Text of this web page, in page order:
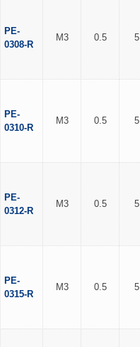
PE-
0308-R
M3 0.5
PE-
0310-R
M3 0.5
PE-
0312-R
M3 0.5
PE-
0315-R
M3 0.5